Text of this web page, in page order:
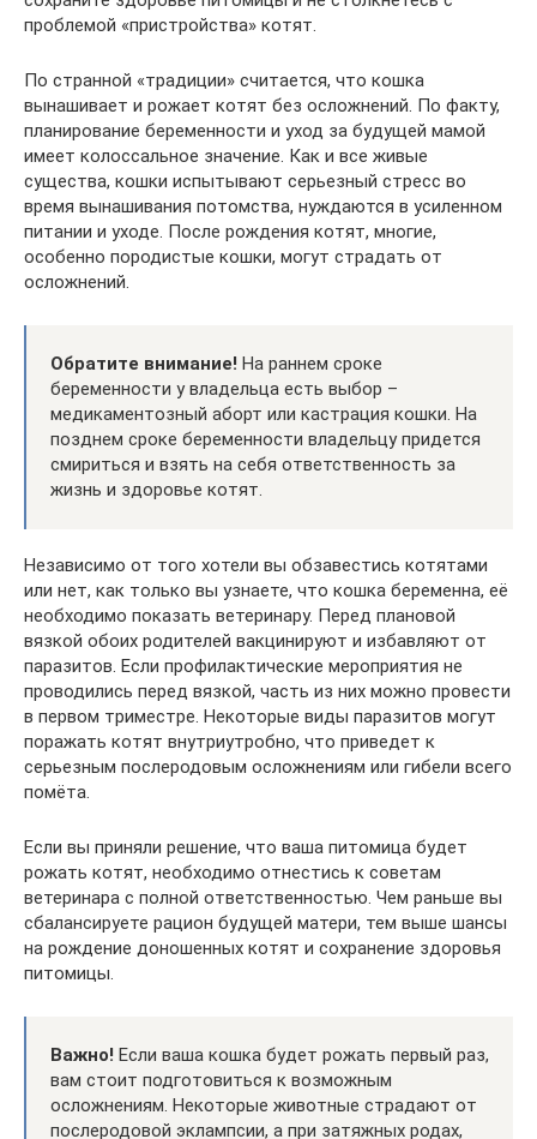
проблемой «пристройства» котят.
По странной «традиции» считается, что кошка
вынашивает и рожает котят без осложнений. По факту,
планирование беременности и уход за будущей мамой
имеет колоссальное значение. Как и все живые
существа, кошки испытывают серьезный стресс во
время вынашивания потомства, нуждаются в усиленном
питании и уходе. После рождения котят, многие,
особенно породистые кошки, могут страдать от
осложнений.
Обратите внимание! На раннем сроке
беременности у владельца есть выбор –
медикаментозный аборт или кастрация кошки. На
позднем сроке беременности владельцу придется
смириться и взять на себя ответственность за
жизнь и здоровье котят.
Независимо от того хотели вы обзавестись котятами
или нет, как только вы узнаете, что кошка беременна, её
необходимо показать ветеринару. Перед плановой
вязкой обоих родителей вакцинируют и избавляют от
паразитов. Если профилактические мероприятия не
проводились перед вязкой, часть из них можно провести
в первом триместре. Некоторые виды паразитов могут
поражать котят внутриутробно, что приведет к
серьезным послеродовым осложнениям или гибели всего
помёта.
Если вы приняли решение, что ваша питомица будет
рожать котят, необходимо отнестись к советам
ветеринара с полной ответственностью. Чем раньше вы
сбалансируете рацион будущей матери, тем выше шансы
на рождение доношенных котят и сохранение здоровья
питомицы.
Важно! Если ваша кошка будет рожать первый раз,
вам стоит подготовиться к возможным
осложнениям. Некоторые животные страдают от
послеродовой эклампсии, а при затяжных родах,